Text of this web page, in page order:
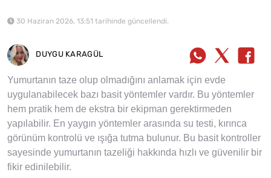
30 Haziran 2026, 13:51 tarihinde güncellendi.
DUYGU KARAGÜL
Yumurtanın taze olup olmadığını anlamak için evde
uygulanabilecek bazı basit yöntemler vardır. Bu yöntemler
hem pratik hem de ekstra bir ekipman gerektirmeden
yapılabilir. En yaygın yöntemler arasında su testi, kırınca
görünüm kontrolü ve ışığa tutma bulunur. Bu basit kontroller
sayesinde yumurtanın tazeliği hakkında hızlı ve güvenilir bir
fikir edinilebilir.